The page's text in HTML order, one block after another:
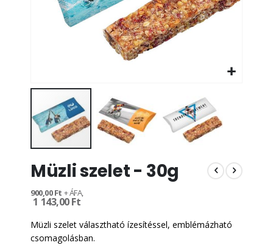
a
képgaléria
elejére
Müzli szelet - 30g
1 143,00 Ft
900,00 Ft
Müzli szelet választható ízesítéssel, emblémázható
csomagolásban.